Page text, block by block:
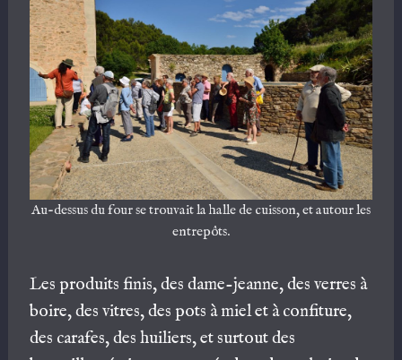
Au-dessus du four se trouvait la halle de cuisson, et autour les
entrepôts.
Les produits finis, des dame-jeanne, des verres à
boire, des vitres, des pots à miel et à confiture,
des carafes, des huiliers, et surtout des